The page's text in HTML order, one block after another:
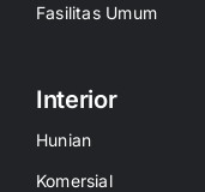
Fasilitas Umum
Interior
Hunian
Komersial